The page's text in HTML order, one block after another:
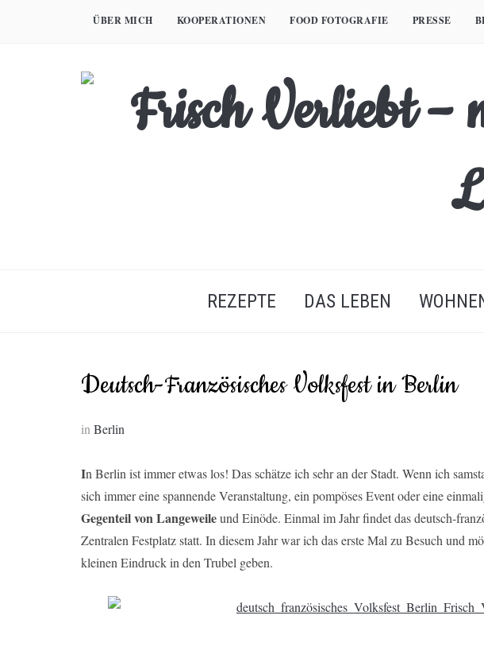
ÜBER MICH KOOPERATIONEN FOOD FOTOGRAFIE PRESSE
REZEPTE DAS LEBEN
Deutsch-Französisches Volksfest in Berlin
in Berlin
In Berlin ist immer etwas los! Das schätze ich sehr an der Stadt. Wenn ich
sich immer eine spannende Veranstaltung, ein pompöses Event oder eine
Gegenteil von Langeweileund Einöde. Einmal im Jahr findet das deutsch-
Zentralen Festplatz statt. In diesem Jahr war ich das erste Mal zu Besuch und
kleinen Eindruck in den Trubel geben.